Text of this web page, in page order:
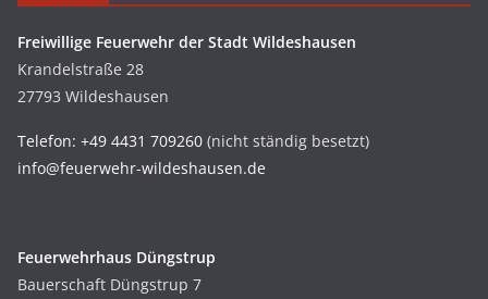
Freiwillige Feuerwehr der Stadt Wildeshausen
Krandelstraße 28
27793 Wildeshausen
Telefon: +49 4431 709260 (nicht ständig besetzt)
info@feuerwehr-wildeshausen.de
Feuerwehrhaus Düngstrup
Bauerschaft Düngstrup 7